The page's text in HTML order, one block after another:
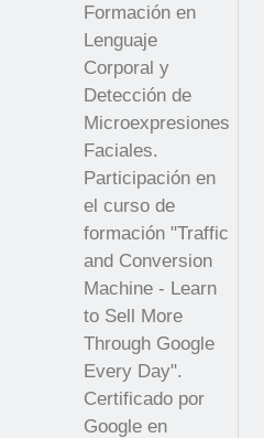
Formación en
Lenguaje
Corporal y
Detección de
Microexpresiones
Faciales.
Participación en
el curso de
formación "Traffic
and Conversion
Machine - Learn
to Sell More
Through Google
Every Day".
Certificado por
Google en